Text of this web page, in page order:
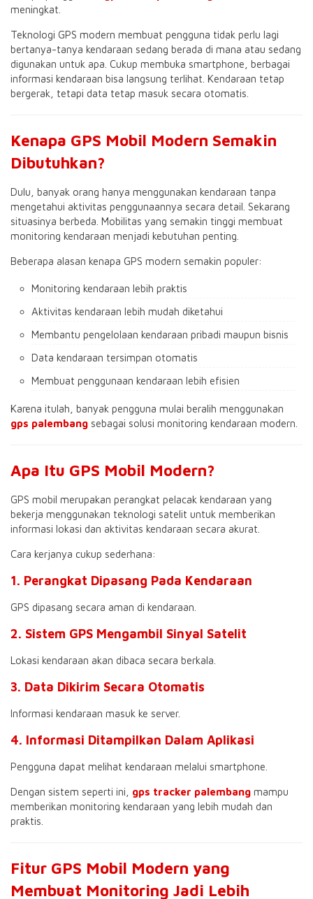
meningkat.
Teknologi GPS modern membuat pengguna tidak perlu lagi
bertanya-tanya kendaraan sedang berada di mana atau sedang
digunakan untuk apa. Cukup membuka smartphone, berbagai
informasi kendaraan bisa langsung terlihat. Kendaraan tetap
bergerak, tetapi data tetap masuk secara otomatis.
Kenapa GPS Mobil Modern Semakin
Dibutuhkan?
Dulu, banyak orang hanya menggunakan kendaraan tanpa
mengetahui aktivitas penggunaannya secara detail. Sekarang
situasinya berbeda. Mobilitas yang semakin tinggi membuat
monitoring kendaraan menjadi kebutuhan penting.
Beberapa alasan kenapa GPS modern semakin populer:
Monitoring kendaraan lebih praktis
Aktivitas kendaraan lebih mudah diketahui
Membantu pengelolaan kendaraan pribadi maupun bisnis
Data kendaraan tersimpan otomatis
Membuat penggunaan kendaraan lebih efisien
Karena itulah, banyak pengguna mulai beralih menggunakan
gps palembang sebagai solusi monitoring kendaraan modern.
Apa Itu GPS Mobil Modern?
GPS mobil merupakan perangkat pelacak kendaraan yang
bekerja menggunakan teknologi satelit untuk memberikan
informasi lokasi dan aktivitas kendaraan secara akurat.
Cara kerjanya cukup sederhana:
1. Perangkat Dipasang Pada Kendaraan
GPS dipasang secara aman di kendaraan.
2. Sistem GPS Mengambil Sinyal Satelit
Lokasi kendaraan akan dibaca secara berkala.
3. Data Dikirim Secara Otomatis
Informasi kendaraan masuk ke server.
4. Informasi Ditampilkan Dalam Aplikasi
Pengguna dapat melihat kendaraan melalui smartphone.
Dengan sistem seperti ini, gps tracker palembang mampu
memberikan monitoring kendaraan yang lebih mudah dan
praktis.
Fitur GPS Mobil Modern yang
Membuat Monitoring Jadi Lebih